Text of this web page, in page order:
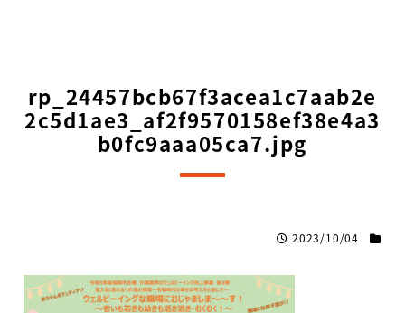
rp_24457bcb67f3acea1c7aab2e
2c5d1ae3_af2f9570158ef38e4a3
b0fc9aaa05ca7.jpg
2023/10/04